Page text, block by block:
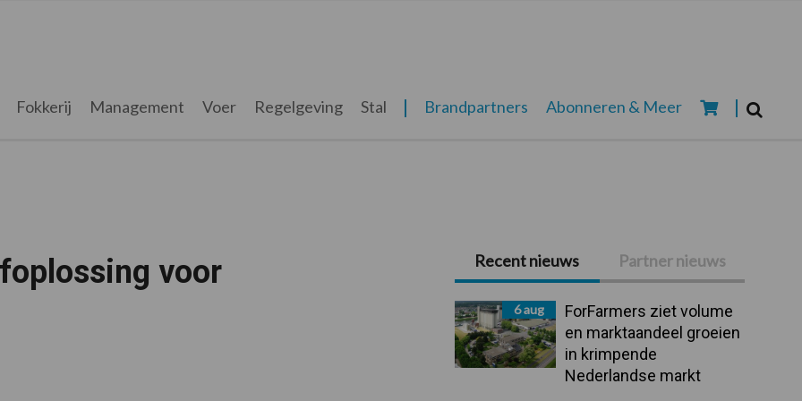
Fokkerij Management Voer Regelgeving Stal Brandpartners Abonneren & Meer
voor
Primaire
Sidebar
Recent nieuws Partner nieuws
6 aug
ForFarmers ziet volume
en marktaandeel groeien
in krimpende
Nederlandse markt